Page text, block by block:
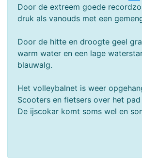
Door de extreem goede
druk als vanouds met een
Door de hitte en droogte geel
warm water en een lage
blauwalg.
Het volleybalnet is weer
Scooters en fietsers over het
De ijscokar komt soms wel en